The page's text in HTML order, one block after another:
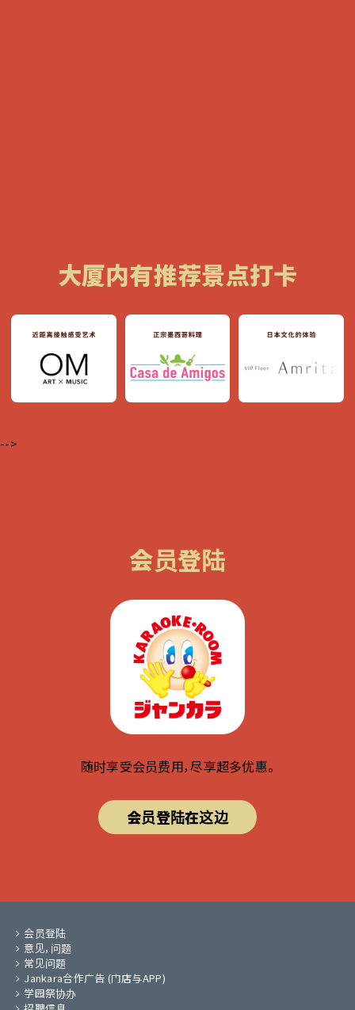
大厦内有推荐景点打卡
-->
会员登陆
随时享受会员费用，尽享超多优惠。
会员登陆在这边
会员登陆
意见，问题
常见问题
Jankara合作广告 (门店与APP)
学园祭协办